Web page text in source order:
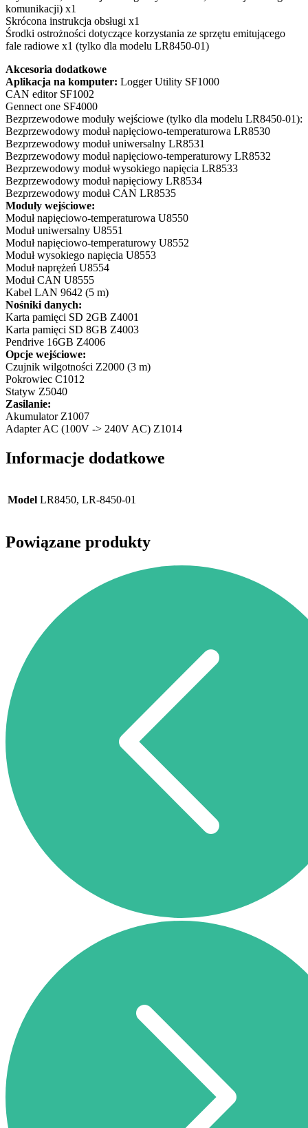
komunikacji) x1
Skrócona instrukcja obsługi x1
Środki ostrożności dotyczące korzystania ze sprzętu emitującego
fale radiowe x1 (tylko dla modelu LR8450-01)
Akcesoria dodatkowe
Aplikacja na komputer: Logger Utility SF1000
CAN editor SF1002
Gennect one SF4000
Bezprzewodowe moduły wejściowe (tylko dla modelu LR8450-01):
Bezprzewodowy moduł napięciowo-temperaturowa LR8530
Bezprzewodowy moduł uniwersalny LR8531
Bezprzewodowy moduł napięciowo-temperaturowy LR8532
Bezprzewodowy moduł wysokiego napięcia LR8533
Bezprzewodowy moduł napięciowy LR8534
Bezprzewodowy moduł CAN LR8535
Moduły wejściowe:
Moduł napięciowo-temperaturowa U8550
Moduł uniwersalny U8551
Moduł napięciowo-temperaturowy U8552
Moduł wysokiego napięcia U8553
Moduł naprężeń U8554
Moduł CAN U8555
Kabel LAN 9642 (5 m)
Nośniki danych:
Karta pamięci SD 2GB Z4001
Karta pamięci SD 8GB Z4003
Pendrive 16GB Z4006
Opcje wejściowe:
Czujnik wilgotności Z2000 (3 m)
Pokrowiec C1012
Statyw Z5040
Zasilanie:
Akumulator Z1007
Adapter AC (100V -> 240V AC) Z1014
Informacje dodatkowe
Model LR8450, LR-8450-01
Powiązane produkty